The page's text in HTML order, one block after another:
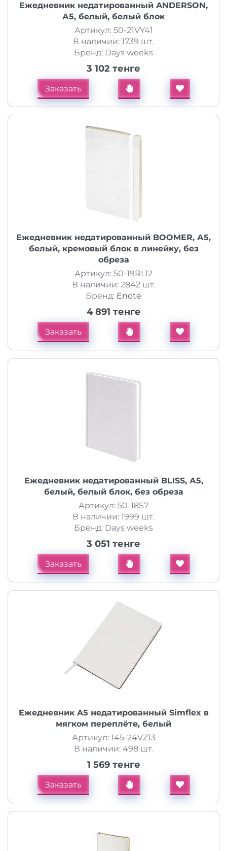
Ежедневник недатированный ANDERSON,
А5, белый, белый блок
Артикул: 50-21VY41
В наличии: 1739 шт.
Бренд: Days weeks
3 102 тенге
Заказать
Ежедневник недатированный BOOMER, А5,
белый, кремовый блок в линейку, без
обреза
Артикул: 50-19RL12
В наличии: 2842 шт.
Бренд: Enote
4 891 тенге
Заказать
Ежедневник недатированный BLISS, А5,
белый, белый блок, без обреза
Артикул: 50-18S7
В наличии: 1999 шт.
Бренд: Days weeks
3 051 тенге
Заказать
Ежедневник A5 недатированный Simflex в
мягком переплёте, белый
Артикул: 145-24VZ13
В наличии: 498 шт.
1 569 тенге
Заказать